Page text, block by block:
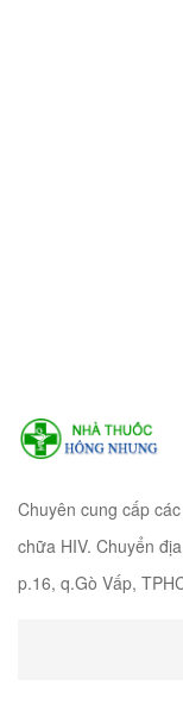
Chuyên cung cấp
chữa HIV. Chuyển
p.16, q.Gò Vấp,